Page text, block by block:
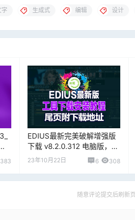
字 生成式 编辑 设计
383
EDIUS最新完美破解增强版
下载 v8.2.0.312 电脑版，片
尾附下载地址！
23年10月22日 6 308
随意评论提交后刷新